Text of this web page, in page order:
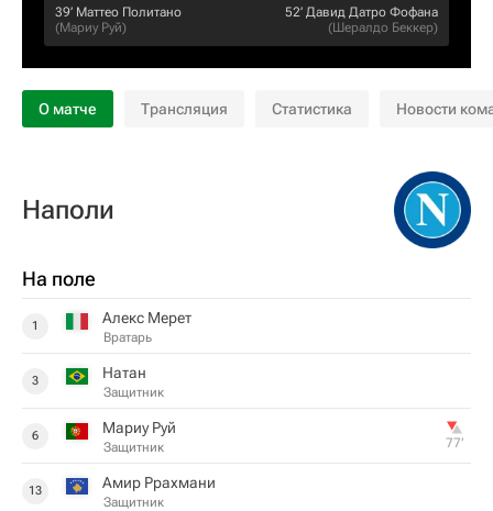
39‎’‎ Маттео Политано
(Мариу Руй)
52‎’‎ Давид Датро Фофана
(Шералдо Беккер)
О матче Трансляция Статистика Новости
Наполи
На поле
1 Алекс Мерет
Вратарь
3 Натан
Защитник
6 Мариу Руй
Защитник 77‎’‎
13 Амир Ррахмани
Защитник